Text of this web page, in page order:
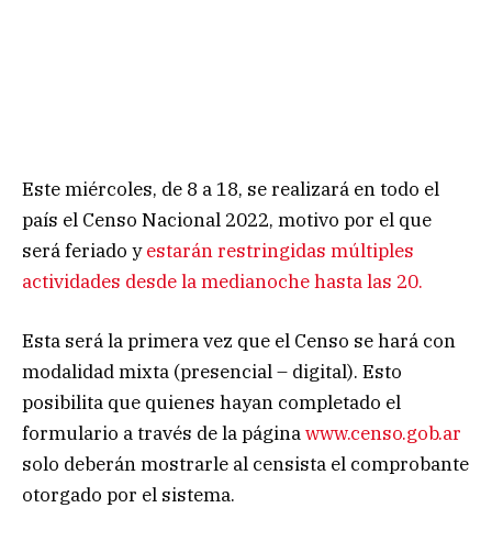
Este miércoles, de 8 a 18, se realizará en todo el
país el Censo Nacional 2022, motivo por el que
será feriado yestarán restringidas múltiples
actividades desde la medianoche hasta las 20.
Esta será la primera vez que el Censo se hará con
modalidad mixta (presencial – digital). Esto
posibilita que quienes hayan completado el
formulario a través de la páginawww.censo.gob.ar
solo deberán mostrarle al censista el comprobante
otorgado por el sistema.